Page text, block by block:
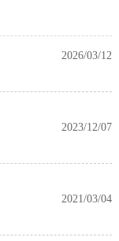
2026/03/12
2023/12/07
2021/03/04